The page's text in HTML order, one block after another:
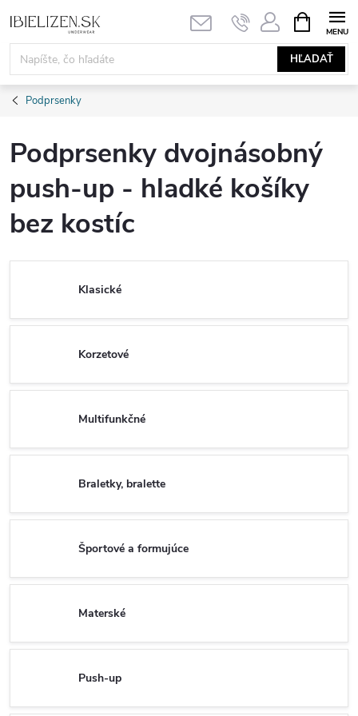
na
obsah
HĽADAŤ
KOŠÍK
Podprsenky
Podprsenky dvojnásobný
push-up - hladké košíky
bez kostíc
Klasické
Korzetové
Multifunkčné
Braletky, bralette
Športové a formujúce
Materské
Push-up